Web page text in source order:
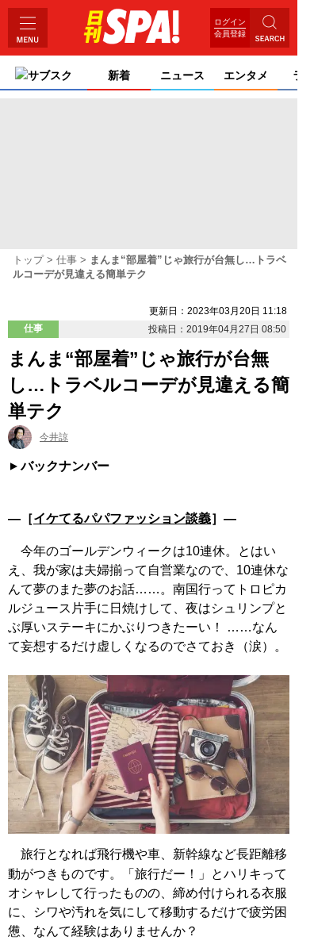
ログイン
会員登録
サブスク 新着 ニュース エンタメ ライ
トップ 仕事
まんま“部屋着”じゃ旅行が台無し…トラベ
ルコーデが見違える簡単テク
更新日：2023年03月20日 11:18
仕事
投稿日：2019年04月27日 08:50
まんま“部屋着”じゃ旅行が台無
し…トラベルコーデが見違える簡
単テク
今井諒
バックナンバー
―［イケてるパパファッション談義］―
今年のゴールデンウィークは10連休。とはい
え、我が家は夫婦揃って自営業なので、10連休な
んて夢のまた夢のお話……。南国行ってトロピカ
ルジュース片手に日焼けして、夜はシュリンプと
ぶ厚いステーキにかぶりつきたーい！ ……なん
て妄想するだけ虚しくなるのでさておき（涙）。
旅行となれば飛行機や車、新幹線など長距離移
動がつきものです。「旅行だー！」とハリキって
オシャレして行ったものの、締め付けられる衣服
に、シワや汚れを気にして移動するだけで疲労困
憊、なんて経験はありませんか？